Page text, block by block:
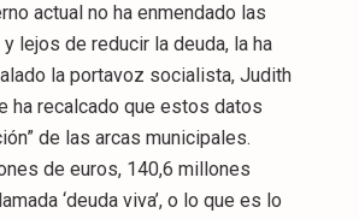
actual no ha enmendado las
lejos de reducir la deuda, la ha
la portavoz socialista, Judith
ha recalcado que estos datos
de las arcas municipales.
de euros, 140,6 millones
‘deuda viva’, o lo que es lo